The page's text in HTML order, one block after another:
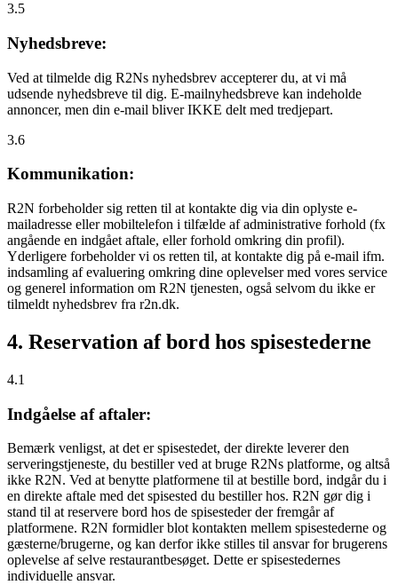
3.5
Nyhedsbreve:
Ved at tilmelde dig R2Ns nyhedsbrev accepterer du, at vi må
udsende nyhedsbreve til dig. E-mailnyhedsbreve kan indeholde
annoncer, men din e-mail bliver IKKE delt med tredjepart.
3.6
Kommunikation:
R2N forbeholder sig retten til at kontakte dig via din oplyste e-
mailadresse eller mobiltelefon i tilfælde af administrative forhold (fx
angående en indgået aftale, eller forhold omkring din profil).
Yderligere forbeholder vi os retten til, at kontakte dig på e-mail ifm.
indsamling af evaluering omkring dine oplevelser med vores service
og generel information om R2N tjenesten, også selvom du ikke er
tilmeldt nyhedsbrev fra r2n.dk.
4. Reservation af bord hos spisestederne
4.1
Indgåelse af aftaler:
Bemærk venligst, at det er spisestedet, der direkte leverer den
serveringstjeneste, du bestiller ved at bruge R2Ns platforme, og altså
ikke R2N. Ved at benytte platformene til at bestille bord, indgår du i
en direkte aftale med det spisested du bestiller hos. R2N gør dig i
stand til at reservere bord hos de spisesteder der fremgår af
platformene. R2N formidler blot kontakten mellem spisestederne og
gæsterne/brugerne, og kan derfor ikke stilles til ansvar for brugerens
oplevelse af selve restaurantbesøget. Dette er spisestedernes
individuelle ansvar.